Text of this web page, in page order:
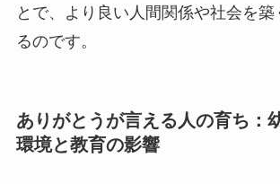
とで、より良い人間関係や社会を築
るのです。
ありがとうが言える人の育ち：
環境と教育の影響